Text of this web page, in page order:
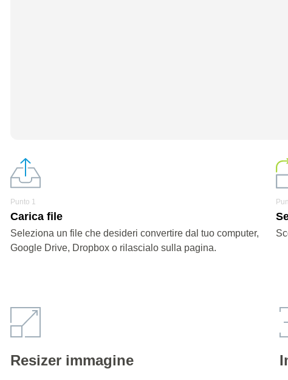
Punto 1
Carica file
Seleziona un file che desideri convertire dal tuo computer,
Google Drive, Dropbox o rilascialo sulla pagina.
Resizer immagine